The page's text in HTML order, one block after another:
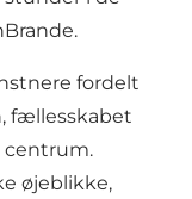
fordelt
fællesskabet
centrum.
øjeblikke,